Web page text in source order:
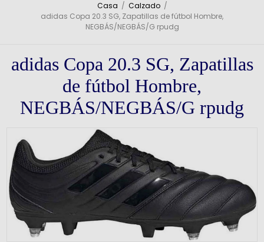
Casa / Calzado /
adidas Copa 20.3 SG, Zapatillas de fútbol Hombre,
NEGBÁS/NEGBÁS/G rpudg
adidas Copa 20.3 SG, Zapatillas
de fútbol Hombre,
NEGBÁS/NEGBÁS/G rpudg